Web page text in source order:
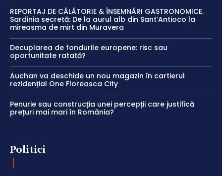
REPORTAJ DE CĂLĂTORIE & ÎNSEMNĂRI GASTRONOMICE.
Sardinia secretă: De la aurul alb din Sant’Antioco la
mireasma de mirt din Muravera
Decuplarea de fondurile europene: risc sau
oportunitate ratată?
Auchan va deschide un nou magazin în cartierul
rezidențial One Floreasca City
Penurie sau construcția unei percepții care justifică
prețuri mai mari în România?
Politici